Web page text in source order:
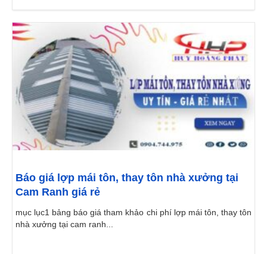
Báo giá lợp mái tôn, thay tôn nhà xưởng tại
Cam Ranh giá rẻ
mục lục1 bảng báo giá tham khảo chi phí lợp mái tôn, thay tôn
nhà xưởng tại cam ranh...